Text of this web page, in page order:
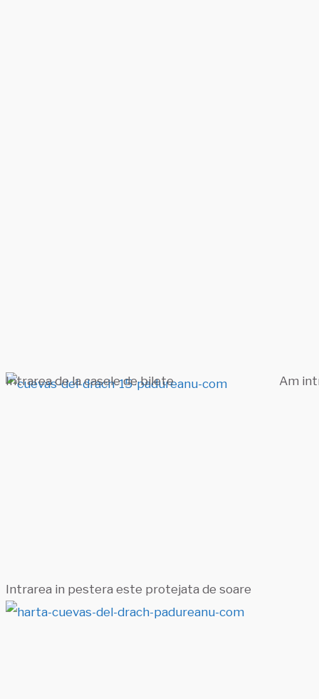
Intrarea de la casele de bilete
Intrarea in pestera este protejata de soare
Am